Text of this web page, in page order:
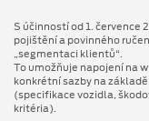
S účinností od 1. července
pojištění a povinného
„segmentaci klientů“.
To umožňuje napojení na
konkrétní sazby na
(specifikace vozidla,
kritéria).